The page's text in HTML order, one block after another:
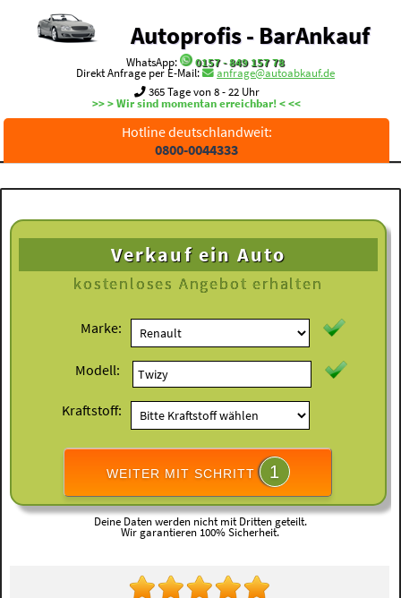
Autoprofis - BarAnkauf
WhatsApp:
0157 - 849 157 78
Direkt Anfrage per E-Mail:
anfrage@autoabkauf.de
365 Tage von 8 - 22 Uhr
>> > Wir sind momentan erreichbar! < <<
Hotline deutschlandweit:
0800-0044333
Verkauf ein Auto
kostenloses Angebot erhalten
Marke:
Modell:
Kraftstoff:
WEITER MIT SCHRITT 1
Deine Daten werden nicht mit Dritten geteilt.
Wir garantieren 100% Sicherheit.